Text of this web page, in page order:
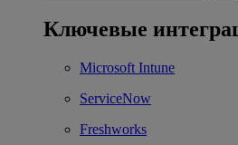
Ключевые
Microsoft Intune
ServiceNow
Freshworks